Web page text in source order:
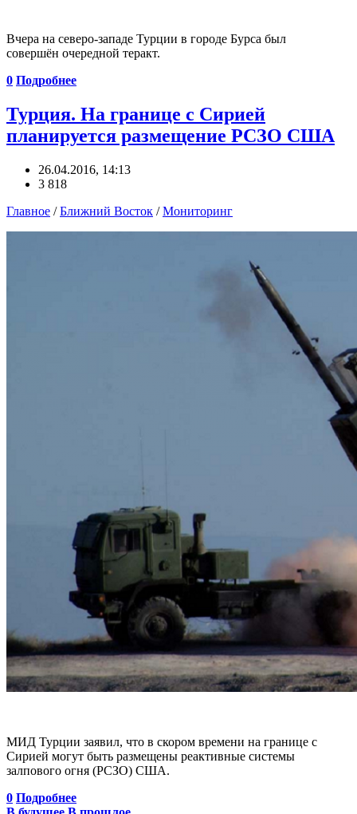
Вчера на северо-западе Турции в городе Бурса был
совершён очередной теракт.
0 Подробнее
Турция. На границе с Сирией
планируется размещение РСЗО США
26.04.2016, 14:13
3 818
Главное /Ближний Восток /Мониторинг
МИД Турции заявил, что в скором времени на границе с
Сирией могут быть размещены реактивные системы
залпового огня (РСЗО) США.
0 Подробнее